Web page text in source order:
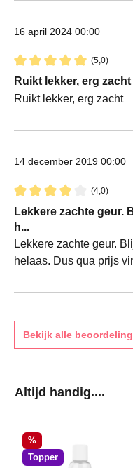
16 april 2024 00:00
(5,0)
Recensie met een
Ruikt lekker, erg zacht
Ruikt lekker, erg zacht
14 december 2019 00:00
(4,0)
Recensie met een
Lekkere zachte geur.
h...
Lekkere zachte geur.
helaas. Dus qua prijs
Bekijk alle
Productgalerij overslaan
Altijd handig....
Korting
%
Topper